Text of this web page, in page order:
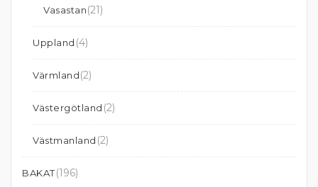
Vasastan(21)
Uppland (4)
Värmland(2)
Västergötland (2)
Västmanland (2)
BAKAT(196)